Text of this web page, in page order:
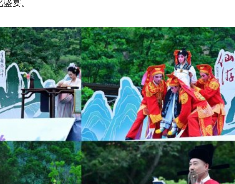
手作市集、民俗美食市集及书香研学打卡等系列活动，汇聚
可观赏、可体验、可消费的乡村商旅融合新场景。
入
云
腊
力
湖
参